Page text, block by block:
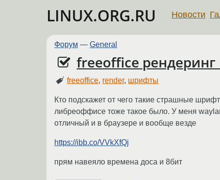
LINUX.ORG.RU Новости
Форум — General
freeoffice
freeoffice, render, шрифты
Кто подскажет от чего такие страшные
либреоффисе тоже такое было. У меня
отличный и в браузере и вообще везде
https://ibb.co/VVkXfQj
прям навеяло времена доса и 8бит